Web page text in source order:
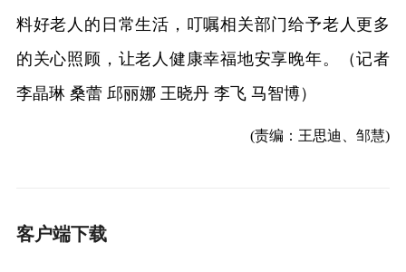
料好老人的日常生活，叮嘱相关部门给予老人更多
的关心照顾，让老人健康幸福地安享晚年。（记者
李晶琳 桑蕾 邱丽娜 王晓丹 李飞 马智博）
(责编：王思迪、邹慧)
客户端下载